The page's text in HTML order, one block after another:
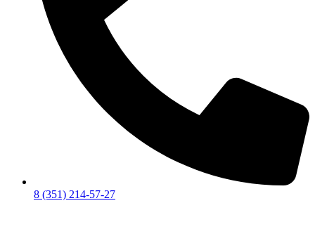
8 (351) 214-57-27